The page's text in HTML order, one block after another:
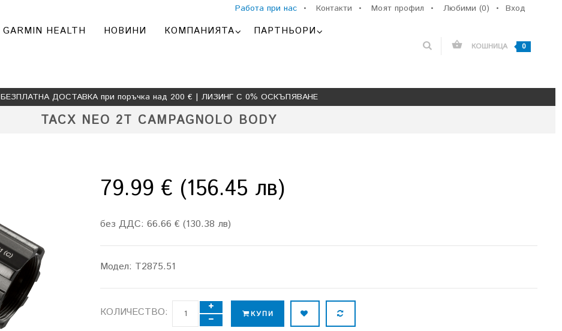
Вход
Работа при нас • Контакти • Моят профил • Любими (0) •
GARMIN HEALTH НОВИНИ КОМПАНИЯТА ПАРТНЬОРИ
КОШНИЦА 0
БЕЗПЛАТНА ДОСТАВКА при поръчка над 200 € | ЛИЗИНГ С 0% ОСКЪПЯВАНЕ
TACX NEO 2T CAMPAGNOLO BODY
79.99 € (156.45 лв)
без ДДС: 66.66 € (130.38 лв)
Модел: T2875.51
КОЛИЧЕСТВО: КУПИ